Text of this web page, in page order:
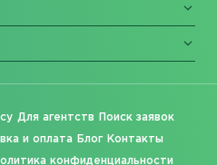
Для агентств Поиск заявок
и оплата Блог Контакты
конфиденциальности